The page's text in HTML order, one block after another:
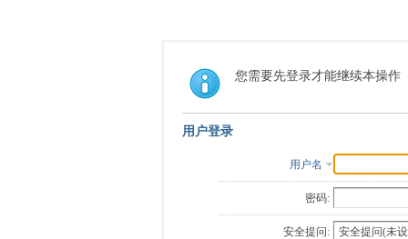
您需要先登录才能继续本操作
用户登录
用户名
密码:
安全提问: